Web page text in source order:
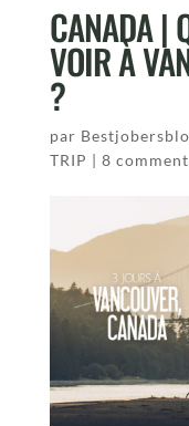
CANADA |
VOIR À
?
par
TRIP | 8